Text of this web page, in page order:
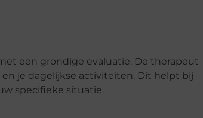
een grondige evaluatie. De therapeut
je dagelijkse activiteiten. Dit helpt bij
specifieke situatie.